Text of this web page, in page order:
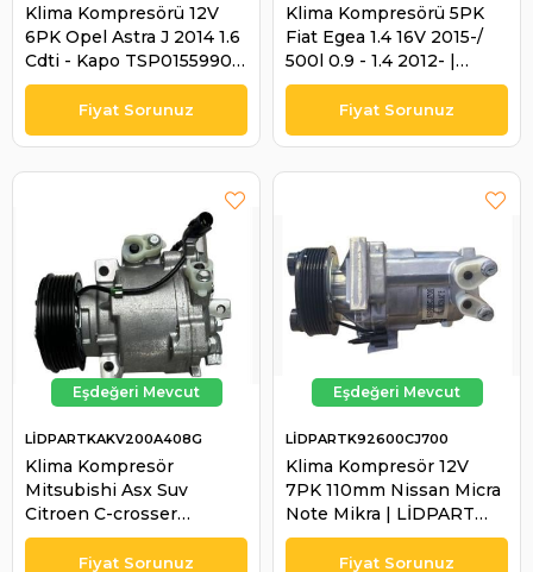
Klima Kompresörü 12V
6PK Opel Astra J 2014 1.6
Cdti - Kapo TSP0155990
155990 - Kasnak
ÇAPI:110MM | KRAFTVOL
L19010078
Klima Kompresörü 5PK
Fiat Egea 1.4 16V 2015-/
500l 0.9 - 1.4 2012- |
LİDPART K51883102
Klima Kompresör
Mitsubishi Asx Suv
Citroen C-crosser
7813A420 AKV200A408G
AKS200A402A 7813A741 /
LİDPARTKAKV200A408G
Klima Kompresör 12V
7PK 110mm Nissan Micra
Note Mikra | LİDPART
K92600CJ700
LİDPARTK92600CJ700